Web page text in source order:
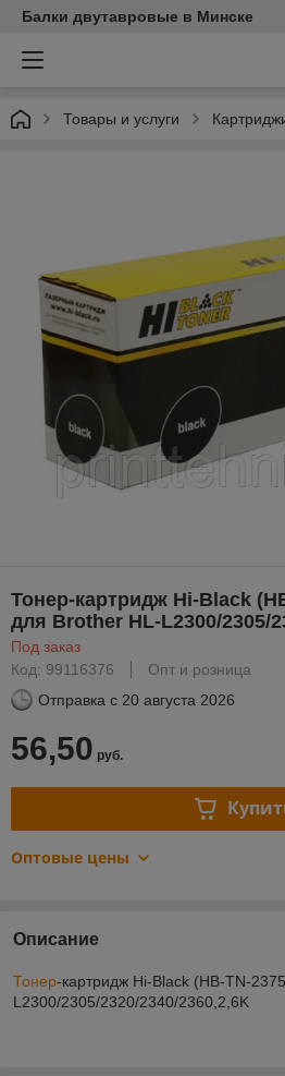
Балки двутавровые в Минске
Товары и услуги
Тонер-картридж Hi-Black
для Brother HL-L2300/2305/
Под заказ
Код: 99116376
Опт и розница
Отправка с 20 августа 2026
56,50 руб.
Оптовые цены
Описание
Тонер-картридж Hi-Black (HB-TN-
L2300/2305/2320/2340/2360,2,6K